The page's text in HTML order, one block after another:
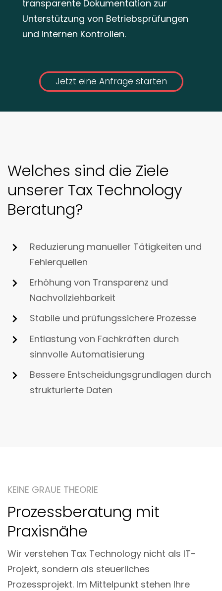
transparente Dokumentation zur
Unterstützung von Betriebsprüfungen
und internen Kontrollen.
Jetzt eine Anfrage starten
Welches sind die Ziele
unserer Tax Technology
Beratung?
Reduzierung manueller Tätigkeiten und
Fehlerquellen
Erhöhung von Transparenz und
Nachvollziehbarkeit
Stabile und prüfungssichere Prozesse
Entlastung von Fachkräften durch
sinnvolle Automatisierung
Bessere Entscheidungsgrundlagen durch
strukturierte Daten
KEINE GRAUE THEORIE
Prozessberatung mit
Praxisnähe
Wir verstehen Tax Technology nicht als IT-
Projekt, sondern als steuerliches
Prozessprojekt. Im Mittelpunkt stehen Ihre